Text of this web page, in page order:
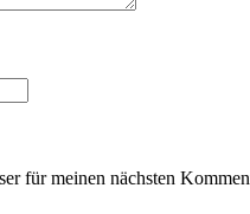
für meinen nächsten